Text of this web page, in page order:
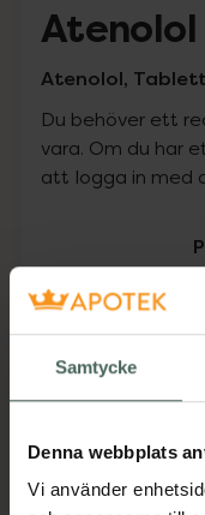
Samtycke
Denna webbplats
Vi använder
Atenolol
Atenolol,
Du behöver ett
vara. Om du har
att logga in med